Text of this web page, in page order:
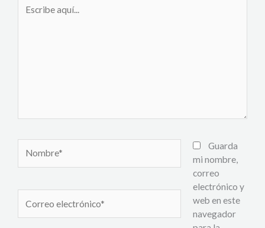
aquí...
electrónico*
Guarda
mi nombre,
correo
electrónico y
web en este
navegador